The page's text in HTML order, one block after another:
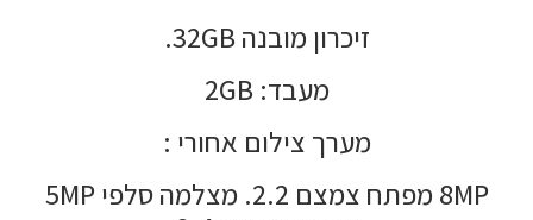
זיכרון מובנה 32GB.
מעבד: 2GB
מערך צילום אחורי :
8MP מפתח צמצם 2.2. מצלמה סלפי 5MP